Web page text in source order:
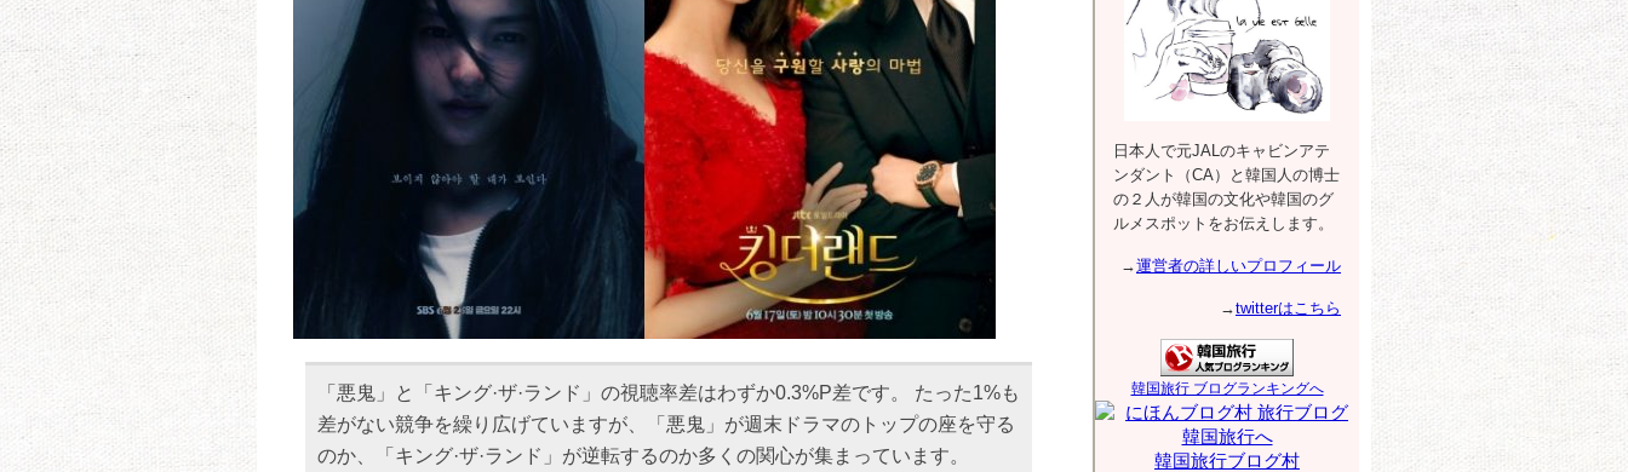
「悪鬼」と「キング·ザ·ランド」の視聴率差はわずか0.3%P差です。 たった1%も
差がない競争を繰り広げていますが、「悪鬼」が週末ドラマのトップの座を守る
のか、「キング·ザ·ランド」が逆転するのか多くの関心が集まっています。
日本人で元JALのキャビンアテ
ンダント（CA）と韓国人の博士
の２人が韓国の文化や韓国のグ
ルメスポットをお伝えします。
→運営者の詳しいプロフィール
→twitterはこちら
韓国旅行 ブログランキングへ
韓国旅行ブログ村